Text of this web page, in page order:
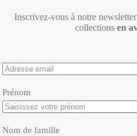
Inscrivez-vous à notre
collections en
Prénom
Nom de famille